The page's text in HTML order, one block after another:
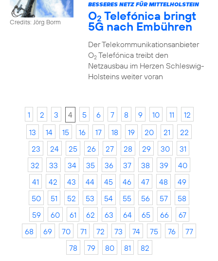
Credits: Jörg Borm
BESSERES NETZ FÜR MITTELHOLSTEIN
O2 Telefónica bringt
5G nach Embühren
Der Telekommunikationsanbieter
O2Telefónica treibt den
Netzausbau im Herzen Schleswig-
Holsteins weiter voran
1 2 3 4 5 6 7 8 9 10 11
12
13
14 15 16 17 18 19 20 21
22
23
24 25 26 27 28 29 30
31
32
33 34 35 36 37 38 39
40
41
42 43 44 45 46 47 48
49
50
51 52 53 54 55 56 57
58
59
60 61 62 63 64 65 66
67
68
69 70 71 72 73 74 75 76
77
78
79 80 81 82